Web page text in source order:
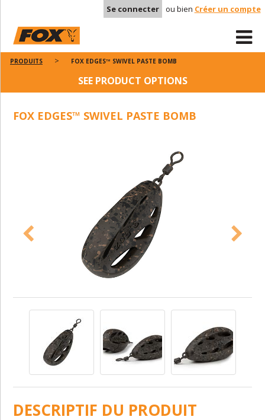
Se connecter ou bien Créer un compte
PRODUITS FOX EDGES™ SWIVEL PASTE BOMB
SEE PRODUCT OPTIONS
FOX EDGES™ SWIVEL PASTE BOMB
DESCRIPTIF DU PRODUIT